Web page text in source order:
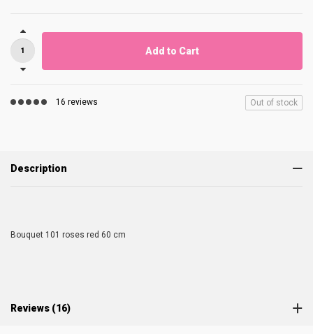
Add to Cart
16 reviews Out of stock
Description
Bouquet 101 roses red 60 cm
Reviews (16)